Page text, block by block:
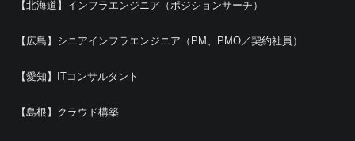
【北海道】インフラエンジニア（ポジションサーチ）
【広島】シニアインフラエンジニア（PM、PMO／契約社員）
【愛知】ITコンサルタント
【島根】クラウド構築